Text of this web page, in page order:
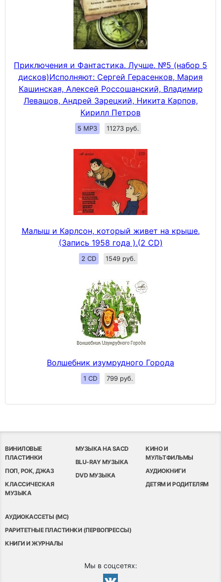
Приключения и Фантастика. Лучше. №5 (набор 5
дисков)Исполняют: Сергей Герасенков, Мария
Кашинская, Алексей Россошанский, Владимир
Левашов, Андрей Зарецкий, Никита Карпов,
Кирилл Петров
5 MP3 11273 руб.
Малыш и Карлсон, который живет на крыше.
(Запись 1958 года ).(2 CD)
2 CD 1549 руб.
Волшебник изумрудного Города
1 CD 799 руб.
ВИНИЛОВЫЕ
ПЛАСТИНКИ
ПОП, РОК, ДЖАЗ
КЛАССИЧЕСКАЯ
МУЗЫКА
МУЗЫКА НА SACD
BLU-RAY МУЗЫКА
DVD МУЗЫКА
КИНО И
МУЛЬТФИЛЬМЫ
АУДИОКНИГИ
ДЕТЯМ И РОДИТЕЛЯМ
АУДИОКАССЕТЫ (MC)
РАРИТЕТНЫЕ ПЛАСТИНКИ (ПЕРВОПРЕССЫ)
КНИГИ И ЖУРНАЛЫ
Мы в соцсетях: